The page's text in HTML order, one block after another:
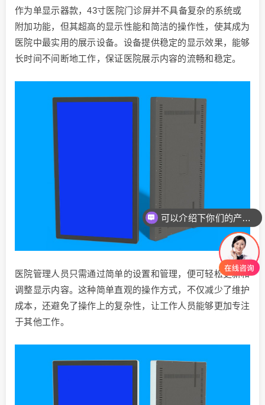
作为单显示器款，43寸医院门诊屏并不具备复杂的系统或
附加功能，但其超高的显示性能和简洁的操作性，使其成为
医院中最实用的展示设备。设备提供稳定的显示效果，能够
长时间不间断地工作，保证医院展示内容的流畅和稳定。
医院管理人员只需通过简单的设置和管理，便可轻松更新和
调整显示内容。这种简单直观的操作方式，不仅减少了维护
成本，还避免了操作上的复杂性，让工作人员能够更加专注
于其他工作。